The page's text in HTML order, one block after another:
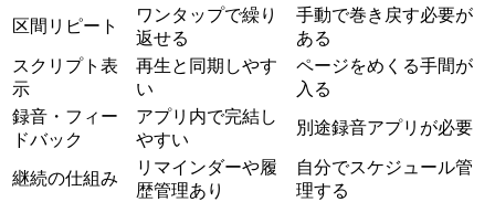
区間リピート
ワンタップで繰り
返せる
手動で巻き戻す必要が
ある
スクリプト表
示
再生と同期しやす
い
ページをめくる手間が
入る
録音・フィー
ドバック
アプリ内で完結し
やすい
別途録音アプリが必要
継続の仕組み
リマインダーや履
歴管理あり
自分でスケジュール管
理する